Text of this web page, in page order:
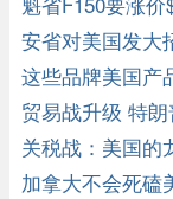
安省对美国发大
这些品牌美国产
克
贸易战升级 特
关税战：美国的
加拿大不会死磕